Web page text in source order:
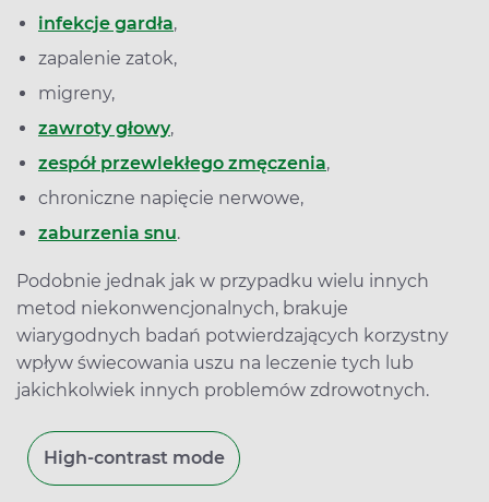
infekcje gardła,
zapalenie zatok,
migreny,
zawroty głowy,
zespół przewlekłego zmęczenia,
chroniczne napięcie nerwowe,
zaburzenia snu.
Podobnie jednak jak w przypadku wielu innych
metod niekonwencjonalnych, brakuje
wiarygodnych badań potwierdzających korzystny
wpływ świecowania uszu na leczenie tych lub
jakichkolwiek innych problemów zdrowotnych.
High-contrast mode